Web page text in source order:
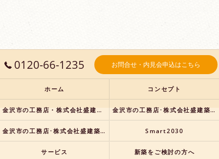
0120-66-1235 お問合せ・内見会申込はこちら
ホーム コンセプト
金沢市の工務店・株式会社盛建築の口コミ情報 金沢市の工務店･株式会社盛建築の評判
金沢市の工務店･株式会社盛建築のお客様の声 Smart2030
サービス 新築をご検討の方へ